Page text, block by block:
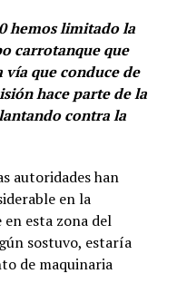
hemos limitado la
carrotanque que
que conduce de
hace parte de la
contra la
autoridades han
en la
esta zona del
sostuvo, estaría
de maquinaria